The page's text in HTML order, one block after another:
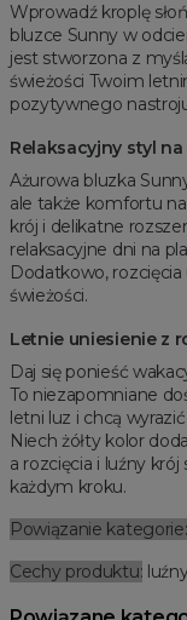
Wprowadź kroplę
bluzce Sunny w
jest stworzona z
świeżości Twoim
pozytywnego
Relaksacyjny styl
Ażurowa bluzka
ale także komfortu na
krój i delikatne
relaksacyjne dni na
Dodatkowo,
świeżości.
Letnie uniesienie z
Daj się ponieść
To niezapomniane
letni luz i chcą
Niech żółty kolor
a rozcięcia i luźny
każdym kroku.
Powiązanie kategorie:
Cechy produktu: